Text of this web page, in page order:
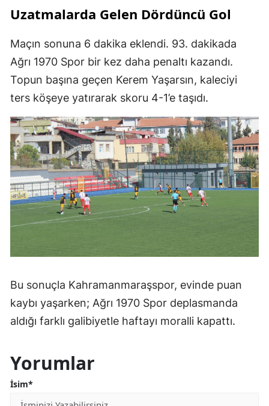
Uzatmalarda Gelen Dördüncü Gol
Maçın sonuna 6 dakika eklendi. 93. dakikada
Ağrı 1970 Spor bir kez daha penaltı kazandı.
Topun başına geçen Kerem Yaşarsın, kaleciyi
ters köşeye yatırarak skoru 4-1’e taşıdı.
Bu sonuçla Kahramanmaraşspor, evinde puan
kaybı yaşarken; Ağrı 1970 Spor deplasmanda
aldığı farklı galibiyetle haftayı moralli kapattı.
Yorumlar
İsim*